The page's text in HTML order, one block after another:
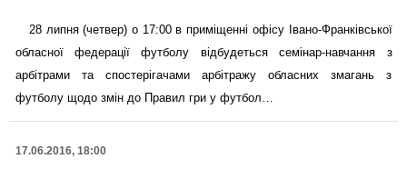
28 липня (четвер) о 17:00 в приміщенні офісу Івано-Франківської
обласної федерації футболу відбудеться семінар-навчання з
арбітрами та спостерігачами арбітражу обласних змагань з
футболу щодо змін до Правил гри у футбол…
17.06.2016, 18:00